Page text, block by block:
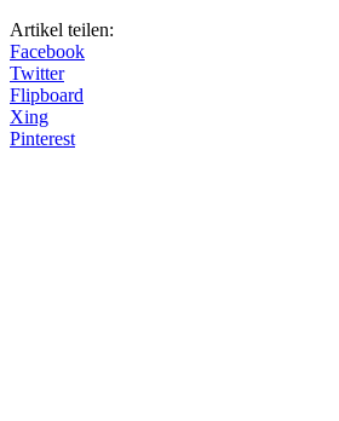
Artikel teilen:
Facebook
Twitter
Flipboard
Xing
Pinterest